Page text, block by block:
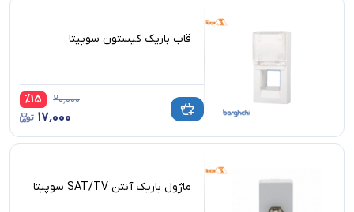
قاب باریک کیستون سوپیتا
۲۰٬۰۰۰ %15
۱۷٬۰۰۰
ماژول باریک آنتن SAT/TV سوپیتا